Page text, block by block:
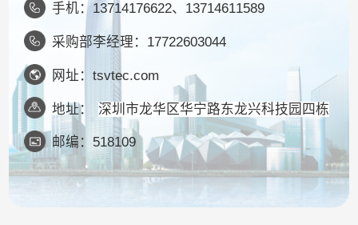
手机：13714176622、13714611589
采购部李经理：17722603044
网址：tsvtec.com
地址： 深圳市龙华区华宁路东龙兴科技园四栋
邮编：518109